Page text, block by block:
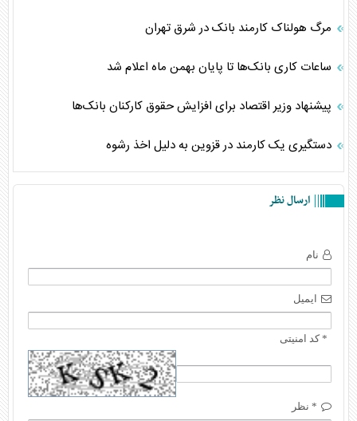
مرگ هولناک کارمند بانک در شرق تهران
ساعات کاری بانک‌ها تا پایان بهمن ماه اعلام شد
پیشنهاد وزیر اقتصاد برای افزایش حقوق کارکنان بانک‌ها
دستگیری یک کارمند در قزوین به دلیل اخذ رشوه
ارسال نظر
نام
ایمیل
* کد امنیتی
* نظر